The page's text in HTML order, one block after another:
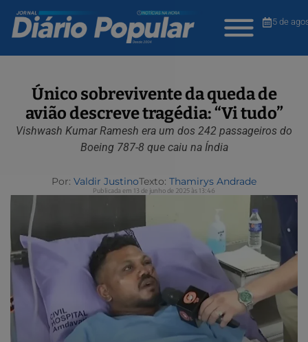
5 de
Único sobrevivente da queda de
avião descreve tragédia: “Vi tudo”
Vishwash Kumar Ramesh era um dos 242 passageiros do
Boeing 787-8 que caiu na Índia
Por: Valdir JustinoTexto: Thamirys Andrade
Publicada em 13 de junho de 2025 às 13:46